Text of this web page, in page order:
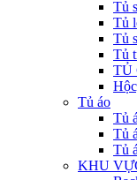
Tủ
Tủ
Tủ
Tủ
TỦ
Tủ áo
Tủ
Tủ
Tủ
KHU